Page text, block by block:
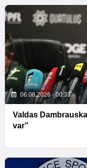
06.08.2026 - 00:33
Valdas
var”